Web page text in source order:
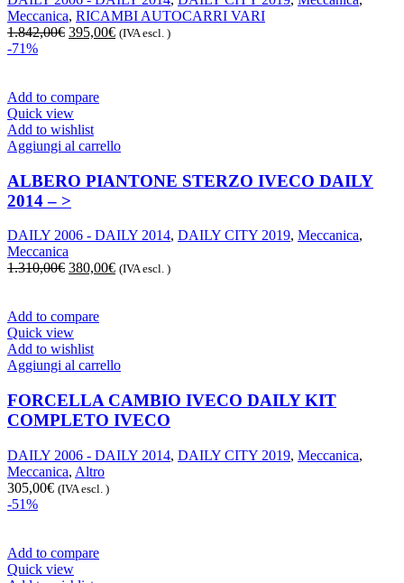
Meccanica, RICAMBI AUTOCARRI VARI
1.842,00€ Il
1.842,00€.
395,00€Il(IVA escl. )
-71%
Add to compare
Quick view
Add to wishlist
Aggiungi al carrello
ALBERO PIANTONE STERZO IVECO DAILY
2014 – >
DAILY 2006 - DAILY 2014, DAILY CITY 2019, Meccanica,
Meccanica
1.310,00€ Il
era:
1.310,00€.
380,00€Il(IVA escl. )
Add to compare
Quick view
Add to wishlist
Aggiungi al carrello
FORCELLA CAMBIO IVECO DAILY KIT
COMPLETO IVECO
DAILY 2006 - DAILY 2014, DAILY CITY 2019, Meccanica,
Meccanica, Altro
305,00€ (IVA escl. )
-51%
Add to compare
Quick view